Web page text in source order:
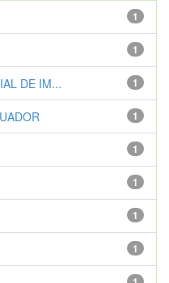
1
1
1
DE IM...
1
1
1
1
1